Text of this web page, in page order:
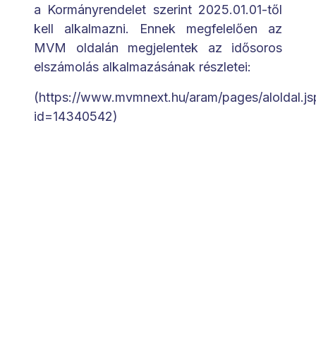
a Kormányrendelet szerint 2025.01.01-től
kell alkalmazni. Ennek megfelelően az
MVM oldalán megjelentek az idősoros
elszámolás alkalmazásának részletei:
(https://www.mvmnext.hu/aram/pages/
id=14340542)